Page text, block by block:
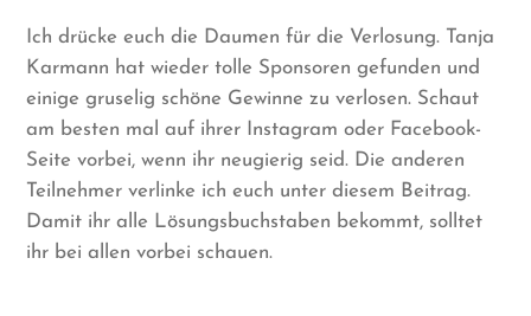
Ich drücke euch die Daumen für die Verlosung. Tanja
Karmann hat wieder tolle Sponsoren gefunden und
einige gruselig schöne Gewinne zu verlosen. Schaut
am besten mal auf ihrer Instagram oder Facebook-
Seite vorbei, wenn ihr neugierig seid. Die anderen
Teilnehmer verlinke ich euch unter diesem Beitrag.
Damit ihr alle Lösungsbuchstaben bekommt, solltet
ihr bei allen vorbei schauen.